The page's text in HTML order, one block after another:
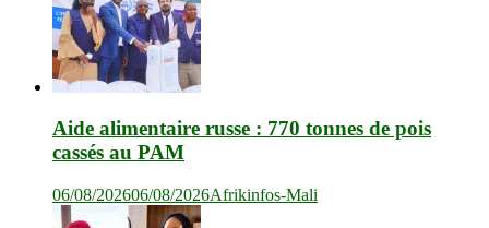
Aide alimentaire russe : 770 tonnes de pois
cassés au PAM
06/08/202606/08/2026Afrikinfos-Mali